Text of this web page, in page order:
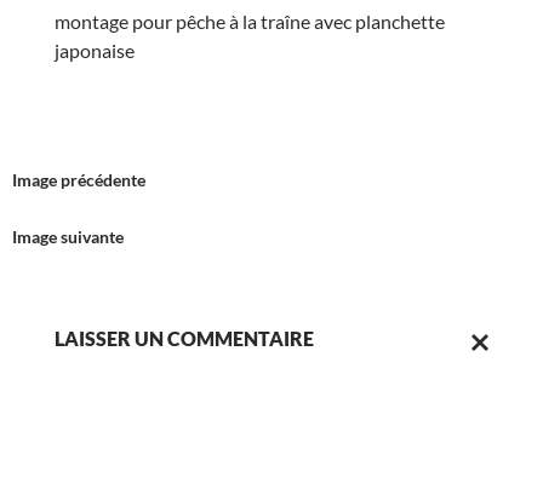
montage pour pêche à la traîne avec planchette
japonaise
Image précédente
Image suivante
LAISSER UN COMMENTAIRE